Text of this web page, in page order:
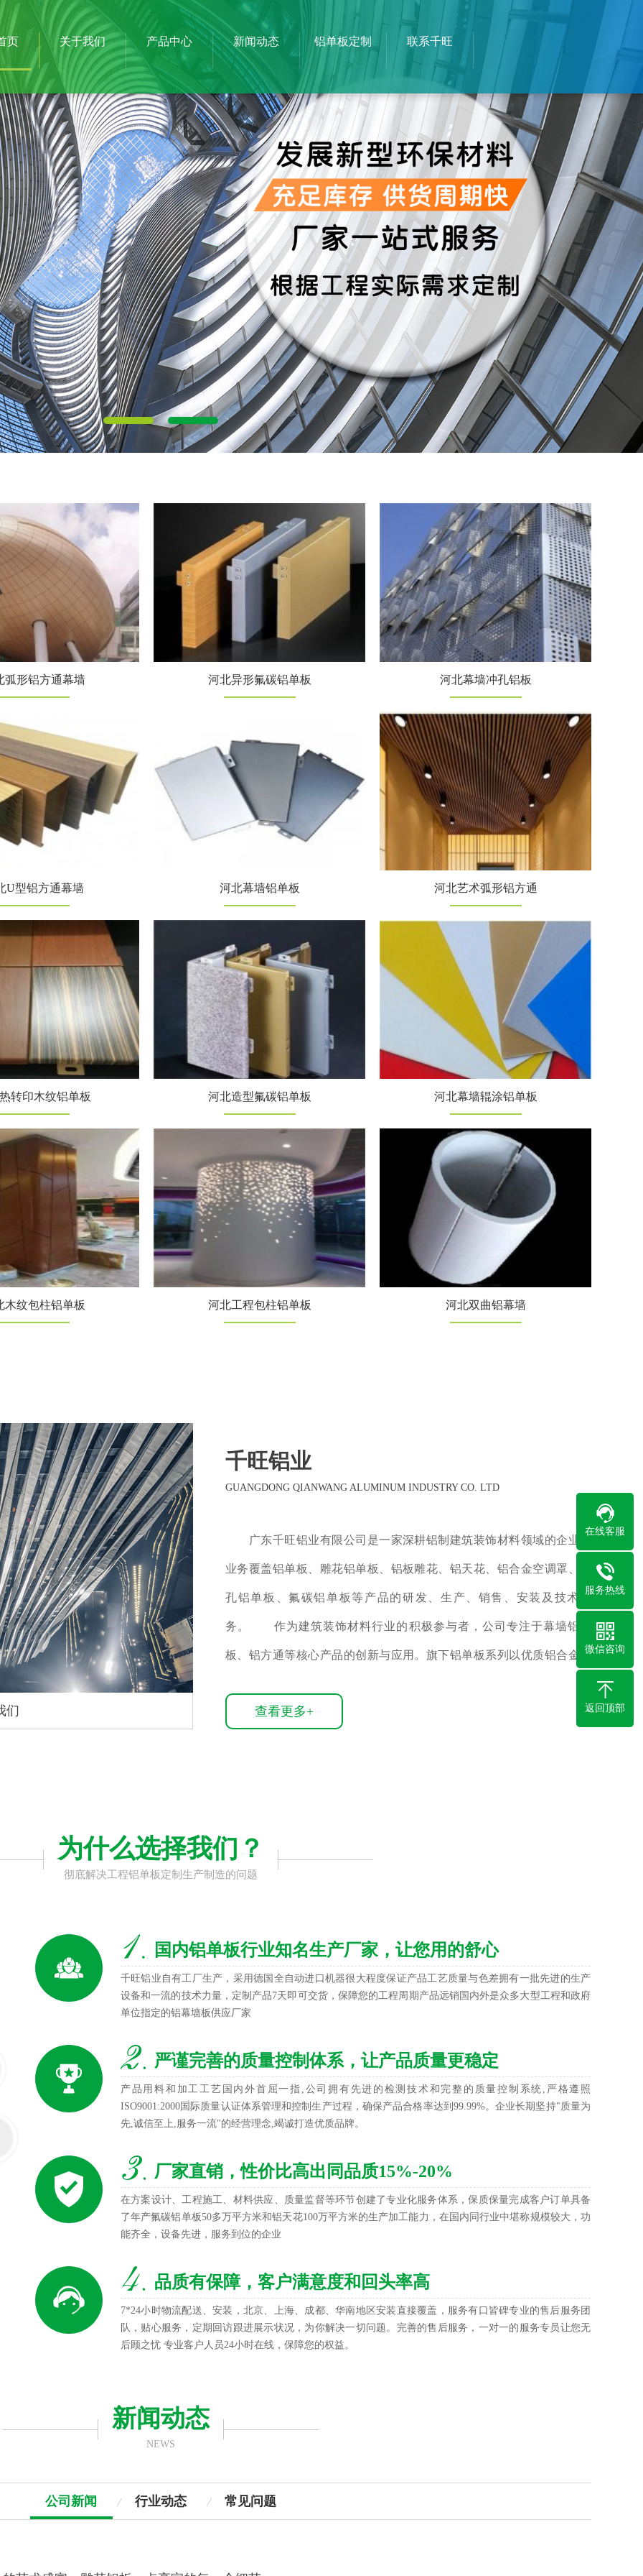
页 关于我们 产品中心 新闻动态 铝单板定制 联系千旺
弧形铝方通幕墙 河北异形氟碳铝单板 河北幕墙冲孔铝板
U型铝方通幕墙 河北幕墙铝单板 河北艺术弧形铝方通
转印木纹铝单板 河北造型氟碳铝单板 河北幕墙辊涂铝单板
木纹包柱铝单板 河北工程包柱铝单板 河北双曲铝幕墙
们
千旺铝业
GUANGDONG QIANWANG ALUMINUM INDUSTRY CO. LTD
广东千旺铝业有限公司是一家深耕铝制建筑装饰材料领域的企业，
业务覆盖铝单板、雕花铝单板、铝板雕花、铝天花、铝合金空调罩、冲
孔铝单板、氟碳铝单板等产品的研发、生产、销售、安装及技术服
务。 作为建筑装饰材料行业的积极参与者，公司专注于幕墙铝单
板、铝方通等核心产品的创新与应用。旗下铝单板系列以优质铝合金板
查看更多+
为什么选择我们？
彻底解决工程铝单板定制生产制造的问题
国内铝单板行业知名生产厂家，让您用的舒心
千旺铝业自有工厂生产，采用德国全自动进口机器很大程度保证产品工艺质量与色差拥有一批先进的生产
设备和一流的技术力量，定制产品7天即可交货，保障您的工程周期产品远销国内外是众多大型工程和政府
单位指定的铝幕墙板供应厂家
严谨完善的质量控制体系，让产品质量更稳定
产品用料和加工工艺国内外首屈一指,公司拥有先进的检测技术和完整的质量控制系统,严格遵照
ISO9001:2000国际质量认证体系管理和控制生产过程，确保产品合格率达到99.99%。企业长期坚持"质量为
先,诚信至上,服务一流"的经营理念,竭诚打造优质品牌。
厂家直销，性价比高出同品质15%-20%
在方案设计、工程施工、材料供应、质量监督等环节创建了专业化服务体系，保质保量完成客户订单具备
了年产氟碳铝单板50多万平方米和铝天花100万平方米的生产加工能力，在国内同行业中堪称规模较大，功
能齐全，设备先进，服务到位的企业
品质有保障，客户满意度和回头率高
7*24小时物流配送、安装，北京、上海、成都、华南地区安装直接覆盖，服务有口皆碑专业的售后服务团
队，贴心服务，定期回访跟进展示状况，为你解决一切问题。完善的售后服务，一对一的服务专员让您无
后顾之忧 专业客户人员24小时在线，保障您的权益。
新闻动态
NEWS
公司新闻 行业动态 常见问题
在线客服
服务热线
微信咨询
返回顶部